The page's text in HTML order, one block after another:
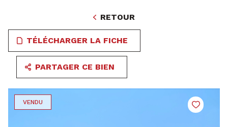
RETOUR
TÉLÉCHARGER LA FICHE
PARTAGER CE BIEN
VENDU